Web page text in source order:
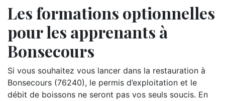
Les formations optionnelles
pour les apprenants à
Bonsecours
Si vous souhaitez vous lancer dans la restauration à
Bonsecours (76240), le permis d’exploitation et le
débit de boissons ne seront pas vos seuls soucis. En